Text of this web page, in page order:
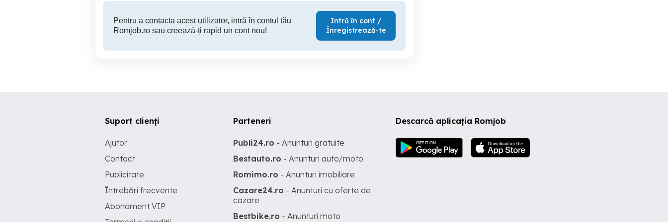
Pentru a contacta acest utilizator, intră în contul tău
Romjob.ro sau creează-ți rapid un cont nou!
Intră în cont /
Înregistrează-te
Descarcă aplicația Romjob
Suport clienți
Ajutor
Contact
Publicitate
Întrebări frecvente
Abonament VIP
Parteneri
Publi24.ro - Anunturi gratuite
Bestauto.ro - Anunturi auto/moto
Romimo.ro - Anunturi imobiliare
Cazare24.ro - Anunturi cu oferte de
cazare
Bestbike.ro - Anunturi moto